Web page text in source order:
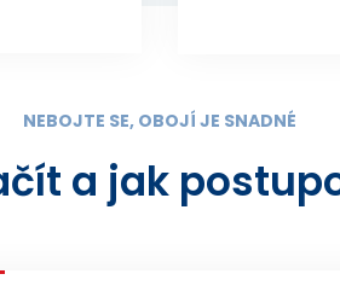
NEBOJTE SE, OBOJÍ JE SNADNÉ
a jak